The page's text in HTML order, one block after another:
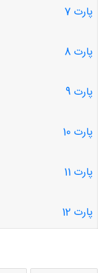
پارت 7
پارت 8
پارت 9
پارت 10
پارت 11
پارت 12